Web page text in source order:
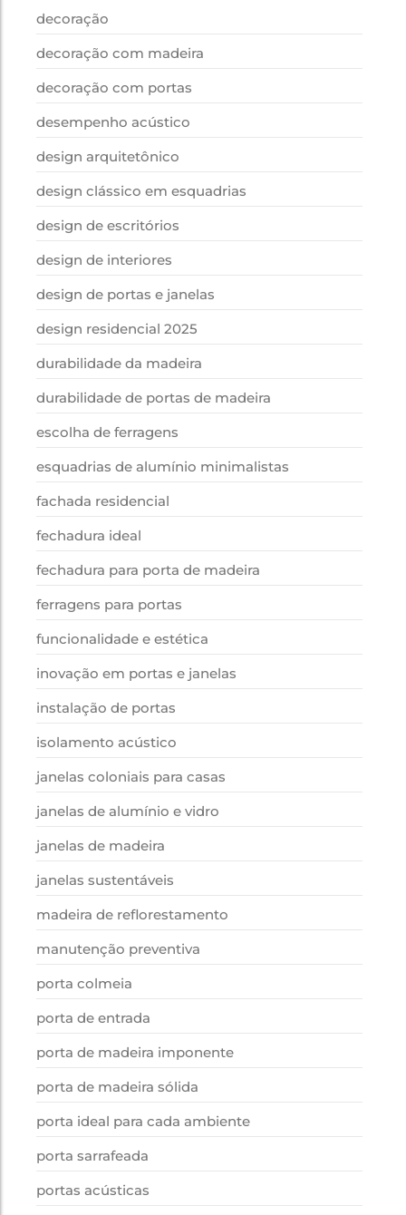
decoração
decoração com madeira
decoração com portas
desempenho acústico
design arquitetônico
design clássico em esquadrias
design de escritórios
design de interiores
design de portas e janelas
design residencial 2025
durabilidade da madeira
durabilidade de portas de madeira
escolha de ferragens
esquadrias de alumínio minimalistas
fachada residencial
fechadura ideal
fechadura para porta de madeira
ferragens para portas
funcionalidade e estética
inovação em portas e janelas
instalação de portas
isolamento acústico
janelas coloniais para casas
janelas de alumínio e vidro
janelas de madeira
janelas sustentáveis
madeira de reflorestamento
manutenção preventiva
porta colmeia
porta de entrada
porta de madeira imponente
porta de madeira sólida
porta ideal para cada ambiente
porta sarrafeada
portas acústicas